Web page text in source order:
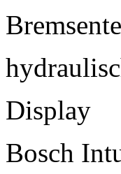
Display
Bosch